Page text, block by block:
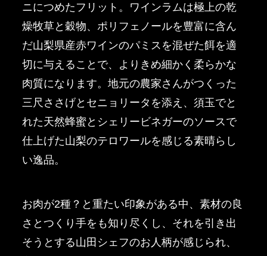
ニにつめたフリット。ワインラムは極上の乾
燥牧草と穀物、ポリフェノールを豊富に含ん
だ山梨県産赤ワインのパミスを混ぜた餌を適
切に与えることで、よりきめ細かく柔らかな
⾁質になります。地元の農家さんがつくった
三尺ささげとセニョリータを添え、須玉でと
れた天然蜂蜜とシェリービネガーのソースで
仕上げた山梨のテロワールを感じる素晴らし
い逸品。
お肉が2種？と重たい印象がある中、素材の良
さとつくり手をも知り尽くし、それを引き出
そうとする山田シェフのお人柄が感じられ、